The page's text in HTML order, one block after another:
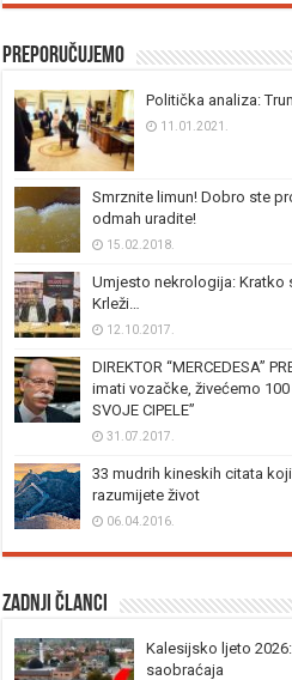
Preporučujemo
Politička analiza:
11.01.2021.
Smrznite limun! Dobro ste
odmah uradite!
15.02.2018.
Umjesto nekrologija: Kratko
Krleži…
12.10.2017.
DIREKTOR “MERCEDESA”
imati vozačke, živećemo
SVOJE CIPELE”
31.07.2017.
33 mudrih kineskih citata
razumijete život
06.04.2016.
Zadnji članci
Kalesijsko ljeto
saobraćaja